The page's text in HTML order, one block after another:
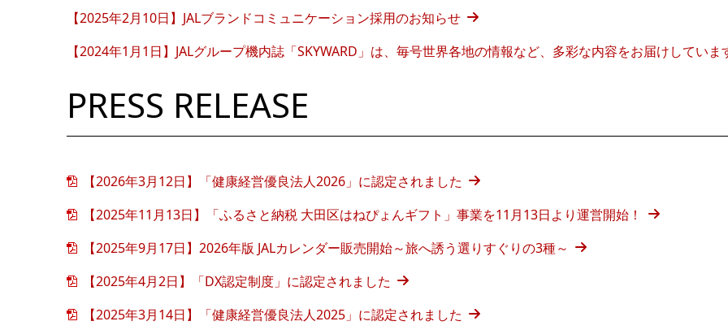
【2025年2月10日】JALブランドコミュニケーション採用のお知らせ
【2024年1月1日】JALグループ機内誌「SKYWARD」は、毎号世界各地の情報など、多彩な内容をお届けしていま
PRESS RELEASE
【2026年3月12日】「健康経営優良法人2026」に認定されました
【2025年11月13日】「ふるさと納税 大田区はねぴょんギフト」事業を11月13日より運営開始！
【2025年9月17日】2026年版 JALカレンダー販売開始～旅へ誘う選りすぐりの3種～
【2025年4月2日】「DX認定制度」に認定されました
【2025年3月14日】「健康経営優良法人2025」に認定されました